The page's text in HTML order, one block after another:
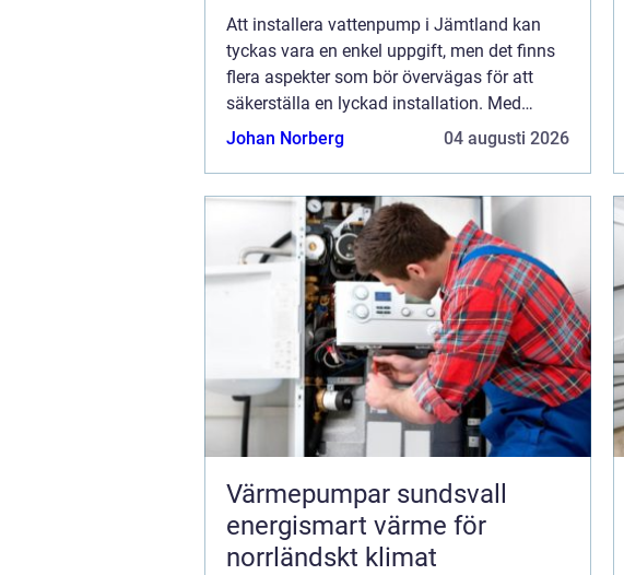
Att installera vattenpump i Jämtland kan
tyckas vara en enkel uppgift, men det finns
flera aspekter som bör övervägas för att
säkerställa en lyckad installation. Med
Jämtlands varierande klimat och landskap
Johan Norberg 04 augusti 2026
Värmepumpar sundsvall
energismart värme för
norrländskt klimat